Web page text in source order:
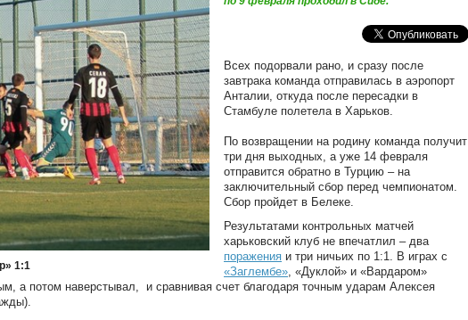
1:1
Всех подорвали рано, и сразу после
завтрака команда отправилась в аэропорт
Анталии, откуда после пересадки в
Стамбуле полетела в Харьков.
По возвращении на родину команда получит
три дня выходных, а уже 14 февраля
отправится обратно в Турцию – на
заключительный сбор перед чемпионатом.
Сбор пройдет в Белеке.
Результатами контрольных матчей
харьковский клуб не впечатлил – два
поражения и три ничьих по 1:1. В играх с
«Заглембе», «Дуклой» и «Вардаром»
а потом наверстывал, и сравнивая счет благодаря точным ударам Алексея